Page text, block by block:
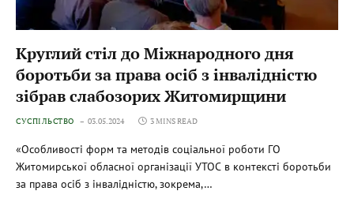
Круглий стіл до Міжнародного дня
боротьби за права осіб з інвалідністю
зібрав слабозорих Житомирщини
СУСПІЛЬСТВО 03.05.2024 3 MINS READ
«Особливості форм та методів соціальної роботи ГО
Житомирської обласної організації УТОС в контексті боротьби
за права осіб з інвалідністю, зокрема,…